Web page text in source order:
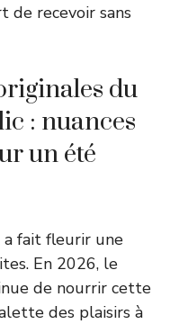
de recevoir sans
du
: nuances
un été
a fait fleurir une
En 2026, le
de nourrir cette
des plaisirs à